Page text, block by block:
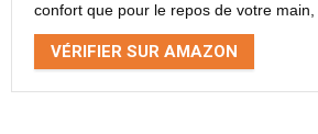
confort que pour le repos de votre main,
VÉRIFIER SUR AMAZON